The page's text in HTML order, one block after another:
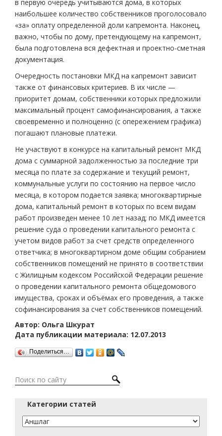
в первую очередь учитываются дома, в которых
наибольшее количество собственников проголосовало
«за» оплату определенной доли капремонта. Наконец,
важно, чтобы по дому, претендующему на капремонт,
была подготовлена вся дефектная и проектно-сметная
документация.
Очередность постановки МКД на капремонт зависит
также от финансовых критериев. В их числе —
приоритет домам, собственники которых предложили
максимальный процент самофинансирования, а также
своевременно и полноценно (с опережением графика)
погашают плановые платежи.
Не участвуют в конкурсе на капитальный ремонт МКД
дома с суммарной задолженностью за последние три
месяца по плате за содержание и текущий ремонт,
коммунальные услуги по состоянию на первое число
месяца, в котором подается заявка; многоквартирные
дома, капитальный ремонт в которых по всем видам
работ произведен менее 10 лет назад; по МКД имеется
решение суда о проведении капитального ремонта с
учетом видов работ за счет средств определенного
ответчика; в многоквартирном доме общим собранием
собственников помещений не принято в соответствии
с Жилищным кодексом Российской Федерации решение
о проведении капитального ремонта общедомового
имущества, сроках и объёмах его проведения, а также
софинансирования за счет собственников помещений.
Автор: Ольга Шкурат
Дата публикации материала: 12.07.2013
Поделиться…
Категории статей